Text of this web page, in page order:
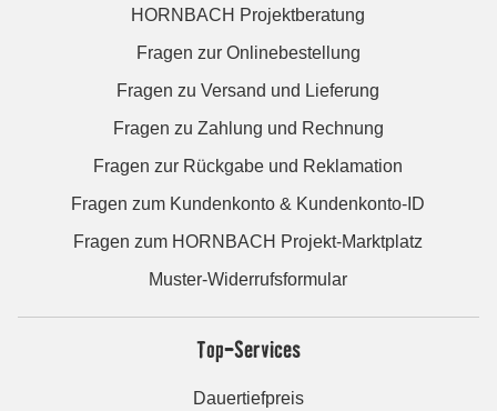
HORNBACH Projektberatung
Fragen zur Onlinebestellung
Fragen zu Versand und Lieferung
Fragen zu Zahlung und Rechnung
Fragen zur Rückgabe und Reklamation
Fragen zum Kundenkonto & Kundenkonto-ID
Fragen zum HORNBACH Projekt-Marktplatz
Muster-Widerrufsformular
Top-Services
Dauertiefpreis